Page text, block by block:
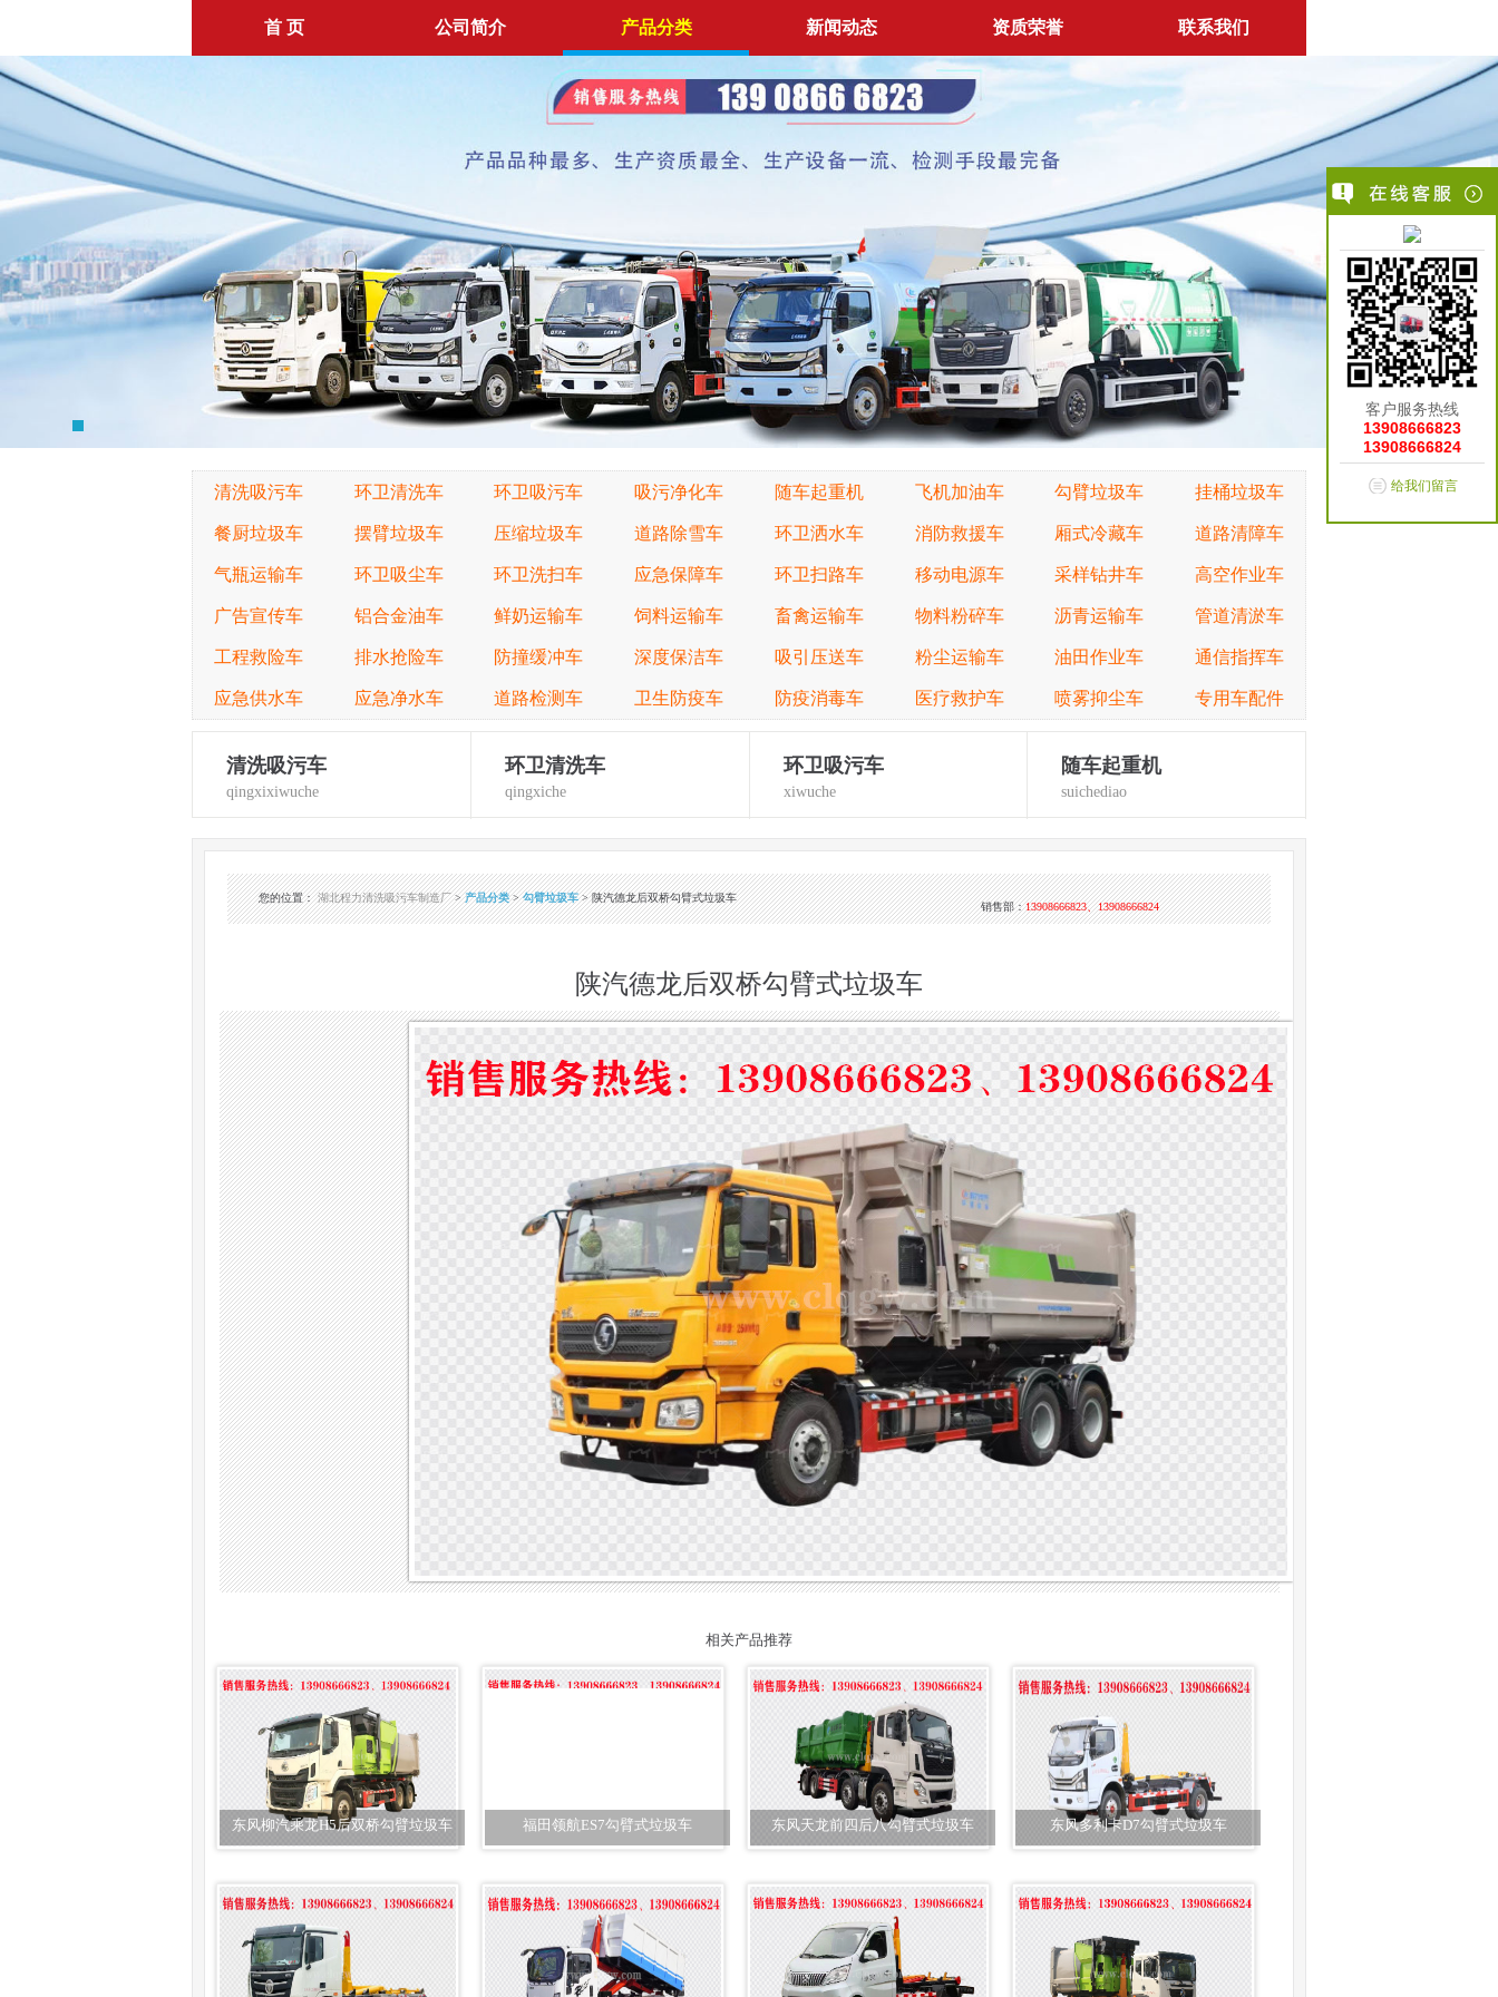
首 页 公司简介 产品分类 新闻动态 资质荣誉 联系我们
清洗吸污车 环卫清洗车 环卫吸污车 吸污净化车 随车起重机 飞机加油车 勾臂垃圾车 挂桶垃圾车
餐厨垃圾车 摆臂垃圾车 压缩垃圾车 道路除雪车 环卫洒水车 消防救援车 厢式冷藏车 道路清障车
气瓶运输车 环卫吸尘车 环卫洗扫车 应急保障车 环卫扫路车 移动电源车 采样钻井车 高空作业车
广告宣传车 铝合金油车 鲜奶运输车 饲料运输车 畜禽运输车 物料粉碎车 沥青运输车 管道清淤车
工程救险车 排水抢险车 防撞缓冲车 深度保洁车 吸引压送车 粉尘运输车 油田作业车 通信指挥车
应急供水车 应急净水车 道路检测车 卫生防疫车 防疫消毒车 医疗救护车 喷雾抑尘车 专用车配件
清洗吸污车
qingxixiwuche
环卫清洗车
qingxiche
环卫吸污车
xiwuche
随车起重机
suichediao
您的位置：湖北程力清洗吸污车制造厂>产品分类>勾臂垃圾车> 陕汽德龙后双桥勾臂式垃圾车
销售部：13908666823、13908666824
陕汽德龙后双桥勾臂式垃圾车
相关产品推荐
东风柳汽乘龙H5后双桥勾臂垃圾车 福田领航ES7勾臂式垃圾车 东风天龙前四后八勾臂式垃圾车 东风多利卡D7勾臂式垃圾车
客户服务热线
13908666823
13908666824
给我们留言